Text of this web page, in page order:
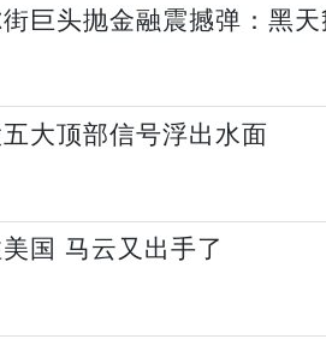
巨头抛金融震撼弹：黑
大顶部信号浮出水面
国 马云又出手了